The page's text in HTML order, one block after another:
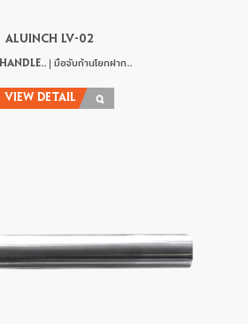
ALUINCH LV-02
HANDLE.. | มือจับก้านโยกฝาก..
VIEW DETAIL